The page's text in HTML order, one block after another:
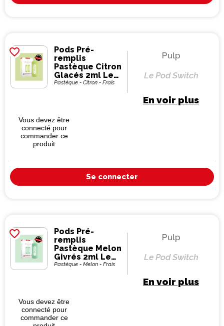
favorite_border
Pods Pré-
remplis
Pastèque Citron
Glacés 2ml Le
Pod Switch -
Pastèque - Citron - Frais
Pulp
Le Pod Switch
En voir plus
Vous devez être
connecté pour
commander ce
produit
Se connecter
favorite_border
Pods Pré-
remplis
Pastèque Melon
Givrés 2ml Le
Pod Switch -
Pastèque - Melon - Frais
Pulp
Le Pod Switch
En voir plus
Vous devez être
connecté pour
commander ce